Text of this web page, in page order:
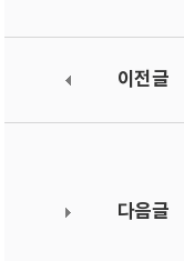
이전글
다음글